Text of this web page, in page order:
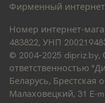
Фирменный
Номер интернет-
483822, УНП
© 2004–2025
ответственностью
Беларусь, Брестская
Малаховецкий, 31 E-